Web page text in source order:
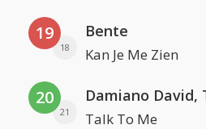
19
18
Bente
Kan Je Me Zien
20
21
Damiano David,
Talk To Me